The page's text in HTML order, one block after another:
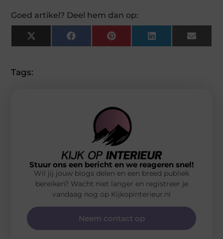
Goed artikel? Deel hem dan op:
X
(Twitter)
FacebookPinterestLinkedInEmail
Tags:
Stuur ons een bericht en we reageren snel!
Wil jij jouw blogs delen en een breed publiek
bereiken? Wacht niet langer en registreer je
vandaag nog op Kijkopinterieur.nl
Neem contact op